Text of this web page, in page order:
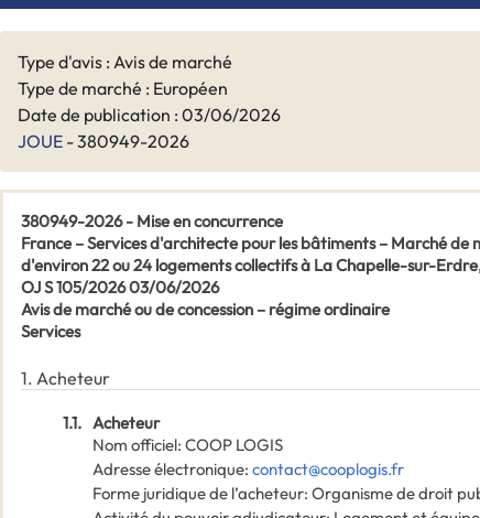
Type d'avis : Avis de marché
Type de marché : Européen
Date de publication : 03/06/2026
JOUE - 380949-2026
380949-2026 - Mise en concurrence
France – Services d'architecte pour les bâtiments – Marché
d'environ 22 ou 24 logements collectifs à La Chapelle-sur-
OJ S 105/2026 03/06/2026
Avis de marché ou de concession – régime ordinaire
Services
1. Acheteur
1.1. Acheteur
Nom officiel: COOP LOGIS
Adresse électronique: contact@cooplogis.fr
Forme juridique de l’acheteur: Organisme de droit